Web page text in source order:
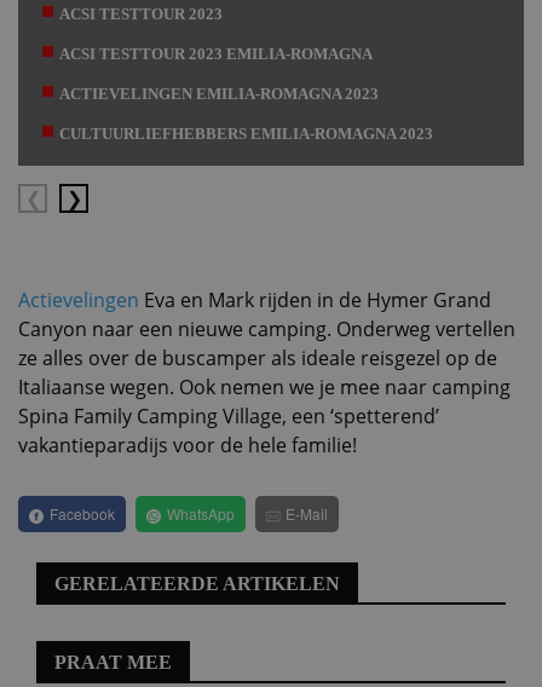
ACSI TESTTOUR 2023
ACSI TESTTOUR 2023 EMILIA-ROMAGNA
ACTIEVELINGEN EMILIA-ROMAGNA 2023
CULTUURLIEFHEBBERS EMILIA-ROMAGNA 2023
Actievelingen Eva en Mark rijden in de Hymer Grand
Canyon naar een nieuwe camping. Onderweg vertellen
ze alles over de buscamper als ideale reisgezel op de
Italiaanse wegen. Ook nemen we je mee naar camping
Spina Family Camping Village, een ‘spetterend’
vakantieparadijs voor de hele familie!
Facebook WhatsApp E-Mail
GERELATEERDE ARTIKELEN
PRAAT MEE